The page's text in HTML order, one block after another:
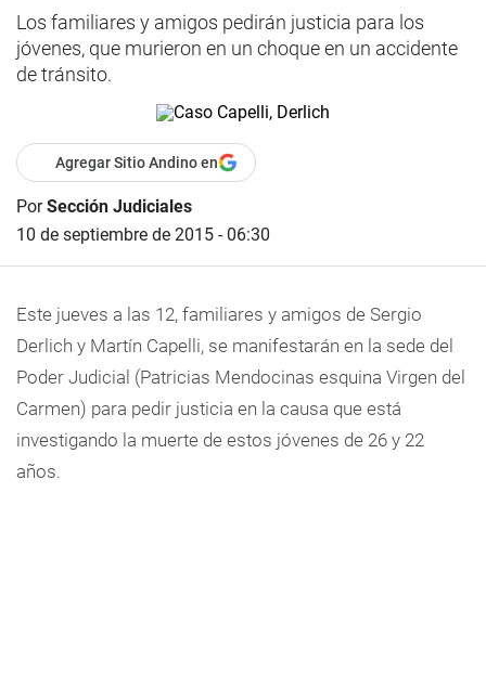
Los familiares y amigos pedirán justicia para los
jóvenes, que murieron en un choque en un accidente
de tránsito.
Agregar Sitio Andino en
PorSección Judiciales
10 de septiembre de 2015 - 06:30
Este jueves a las 12, familiares y amigos de Sergio
Derlich y Martín Capelli, se manifestarán en la sede del
Poder Judicial (Patricias Mendocinas esquina Virgen del
Carmen) para pedir justicia en la causa que está
investigando la muerte de estos jóvenes de 26 y 22
años.